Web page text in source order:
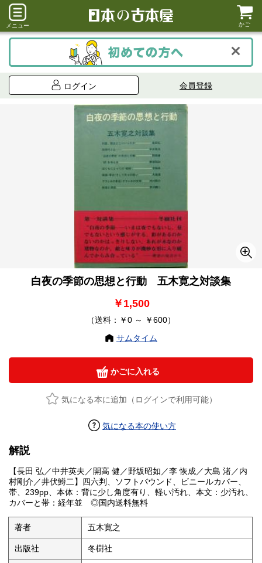
メニュー かご
ログイン 会員登録
白夜の季節の思想と行動 五木寛之対談集
￥1,500
（送料：￥0 ～ ￥600）
サムタイム
かごに入れる
気になる本に追加（ログインで利用可能）
気になる本の使い方
解説
【長田 弘／中井英夫／開高 健／野坂昭如／李 恢成／大島 渚／内
村剛介／井伏鱒二】四六判、ソフトバウンド、ビニールカバー、
帯、239pp、本体：背に少し角度有り、軽い汚れ、本文：少汚れ、
カバーと帯：経年並 ◎国内送料無料
著者 五木寛之
出版社 冬樹社